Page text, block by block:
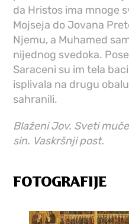
da Hristos ima mnoge
Mojseja do Jovana
Njemu, a Muhamed
nijednog svedoka.
Saraceni su im tela
isplivala na drugu
sahranili.
Blaženi Jov. Sveti
sin. Vaskršnji post.
FOTOGRAFIJE